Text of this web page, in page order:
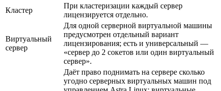
Кластер
При кластеризации каждый сервер
лицензируется отдельно.
Виртуальный
сервер
Для одной серверной виртуальной машины
предусмотрен отдельный вариант
лицензирования; есть и универсальный —
«сервер до 2 сокетов или один виртуальный
сервер».
Даёт право поднимать на сервере сколько
угодно серверных виртуальных машин под